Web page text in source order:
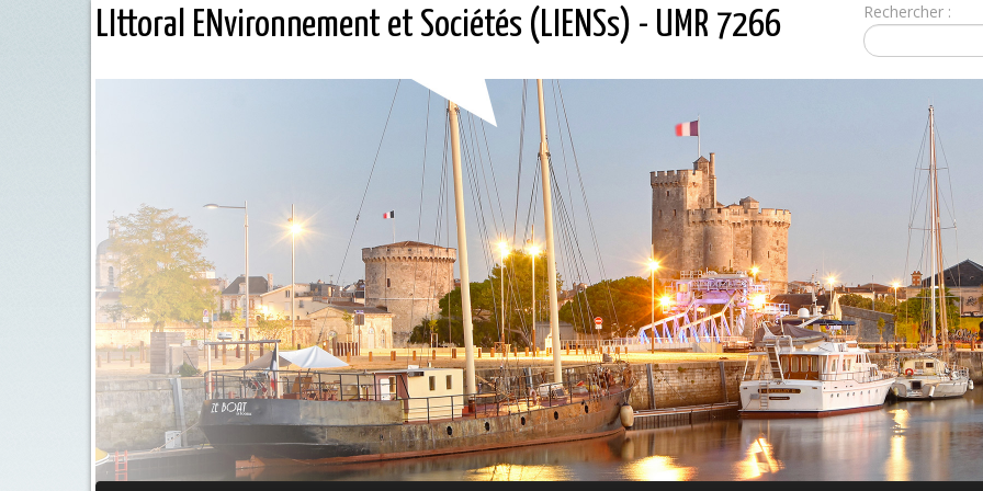
LIttoral ENvironnement et Sociétés (LIENSs) - UMR 7266 Rechercher :